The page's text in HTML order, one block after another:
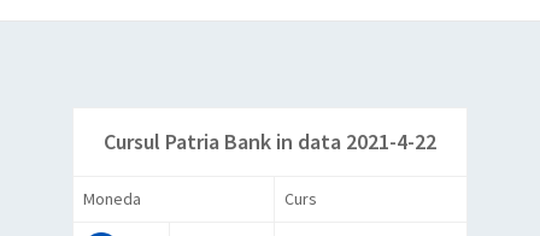
Cursul Patria Bank in data 2021-4-22
Moneda Curs